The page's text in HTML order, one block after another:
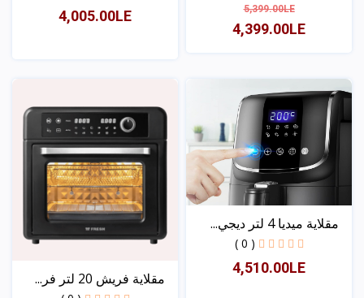
5,399.00LE
4,399.00LE
4,005.00LE
مقلاية ميديا 4 لتر ديجي...
( 0 )
4,510.00LE
مقلاية فريش 20 لتر فر...